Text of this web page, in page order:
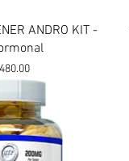
rápidaANDRO KIT -